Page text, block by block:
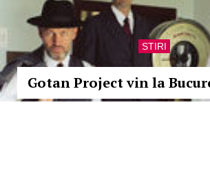
STIRI
Gotan Project vin la